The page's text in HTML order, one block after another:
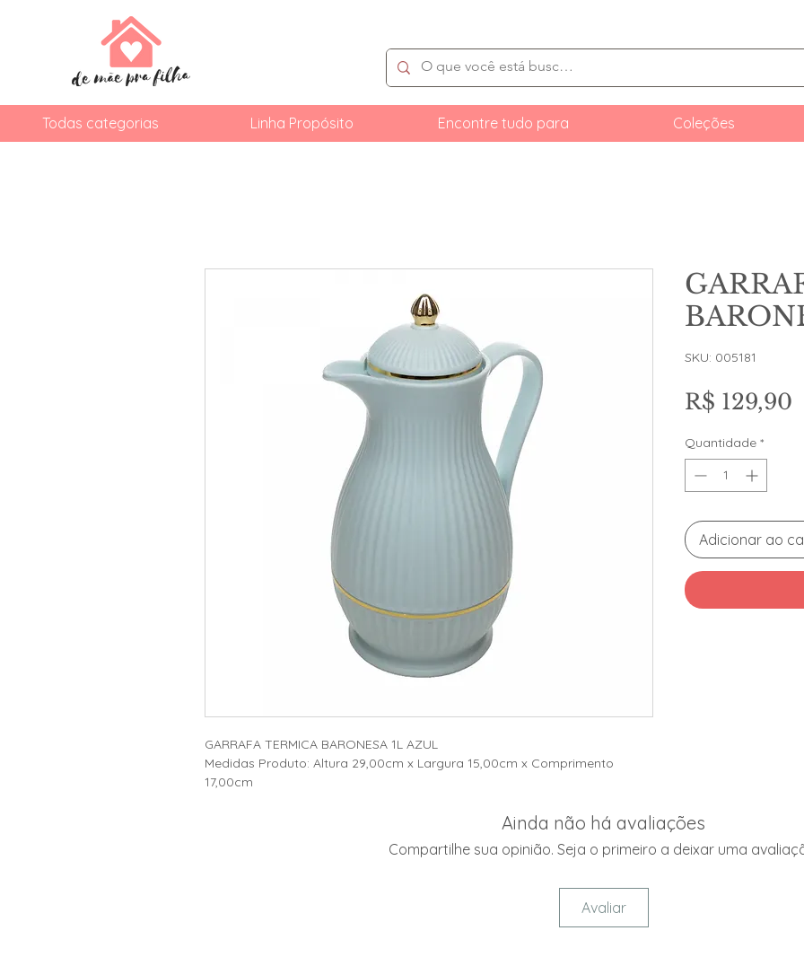
Todas categorias Linha Propósito Encontre tudo para Coleções
GARRAFA TERMICA BARONESA 1L AZUL
Medidas Produto: Altura 29,00cm x Largura 15,00cm x Comprimento
17,00cm
SKU: 005181
R$ 129,90
Quantidade *
Adicionar ao
Ainda não há avaliações
Compartilhe sua opinião. Seja o primeiro a deixar uma
Avaliar